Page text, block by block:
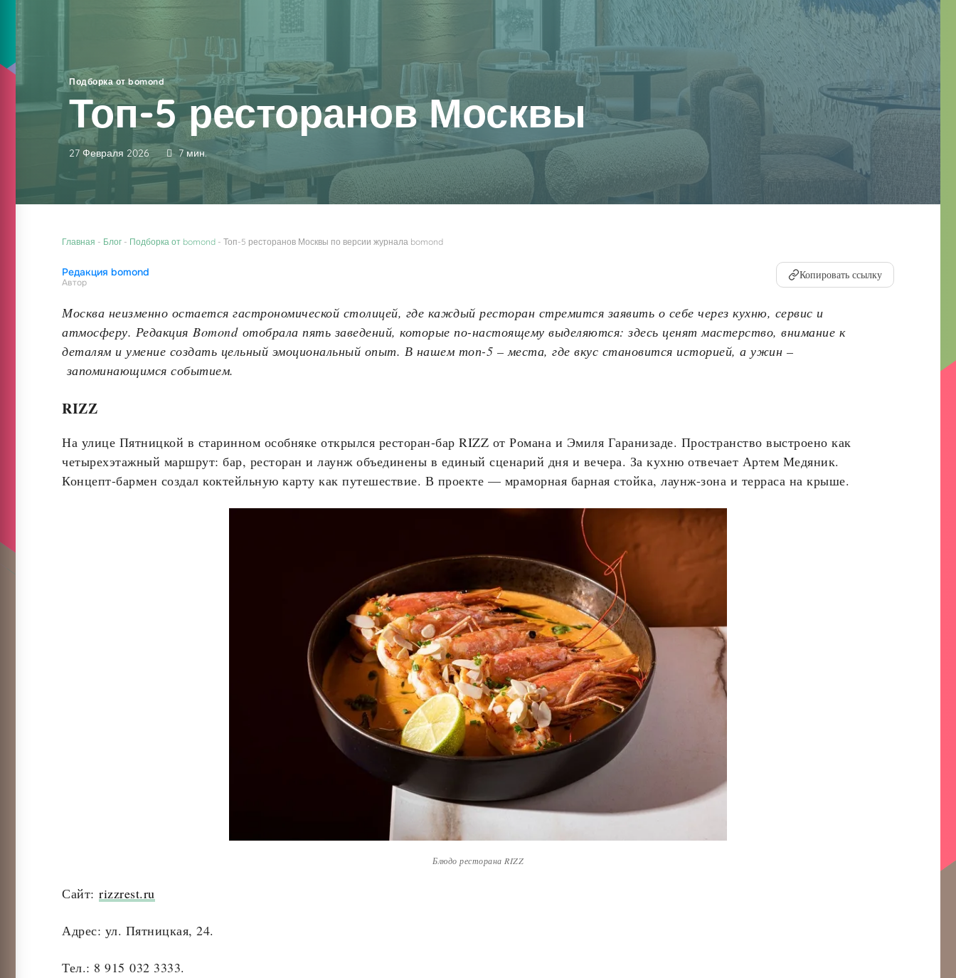
Подборка от bomond
Топ-5 ресторанов Москвы
27 Февраля 2026 7 мин.
Главная - Блог - Подборка от bomond - Топ-5 ресторанов Москвы по версии журнала bomond
Редакция bomond
Автор
Копировать ссылку
Москва неизменно остается гастрономической столицей, где каждый ресторан стремится заявить о себе через кухню, сервис и
атмосферу. Редакция Bomond отобрала пять заведений, которые по-настоящему выделяются: здесь ценят мастерство, внимание к
деталям и умение создать цельный эмоциональный опыт. В нашем топ-5 – места, где вкус становится историей, а ужин –
запоминающимся событием.
RIZZ
На улице Пятницкой в старинном особняке открылся ресторан-бар RIZZ от Романа и Эмиля Гаранизаде. Пространство выстроено как
четырехэтажный маршрут: бар, ресторан и лаунж объединены в единый сценарий дня и вечера. За кухню отвечает Артем Медяник.
Концепт-бармен создал коктейльную карту как путешествие. В проекте — мраморная барная стойка, лаунж-зона и терраса на крыше.
Блюдо ресторана RIZZ
Сайт: rizzrest.ru
Адрес: ул. Пятницкая, 24.
Тел.: 8 915 032 3333.